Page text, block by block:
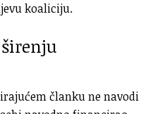
koaliciju.
članku ne navodi